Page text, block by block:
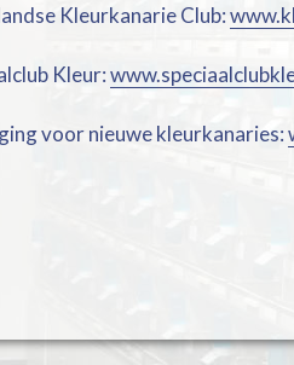
Kleurkanarie Club:
Kleur:
voor nieuwe kleurkanaries: